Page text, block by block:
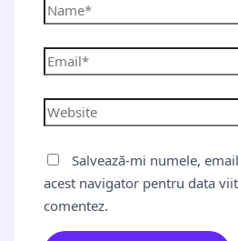
Salvează-mi numele,
acest navigator pentru data
comentez.